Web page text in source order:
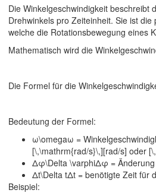
Die Winkelgeschwindigkeit beschreibt
Drehwinkels pro Zeiteinheit. Sie ist die
welche die Rotationsbewegung eines
Mathematisch wird die
Die Formel für die
Bedeutung der Formel:
ω\omegaω =
[\,\mathrm{rad/s}\,][rad/s] oder
Δφ\Delta \varphiΔφ = Änderung
Δt\Delta tΔt = benötigte Zeit für
Beispiel: